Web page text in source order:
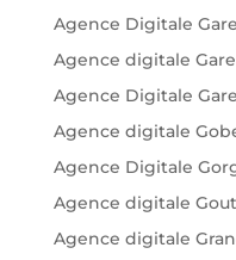
Agence Digitale
Agence digitale
Agence Digitale
Agence digitale
Agence Digitale
Agence digitale
Agence digitale